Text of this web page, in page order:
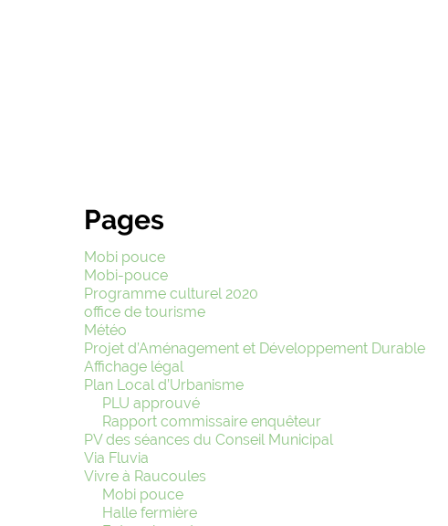
Pages
Mobi pouce
Mobi-pouce
Programme culturel 2020
office de tourisme
Météo
Projet d’Aménagement et Développement Durable
Affichage légal
Plan Local d’Urbanisme
PLU approuvé
Rapport commissaire enquêteur
PV des séances du Conseil Municipal
Via Fluvia
Vivre à Raucoules
Mobi pouce
Halle fermière